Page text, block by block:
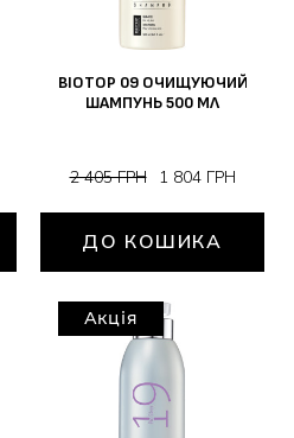
BIOTOP 09 ОЧИЩУЮЧИЙ
ШАМПУНЬ 500 МЛ
2 405 ГРН 1 804 ГРН
ДО КОШИКА
Акція